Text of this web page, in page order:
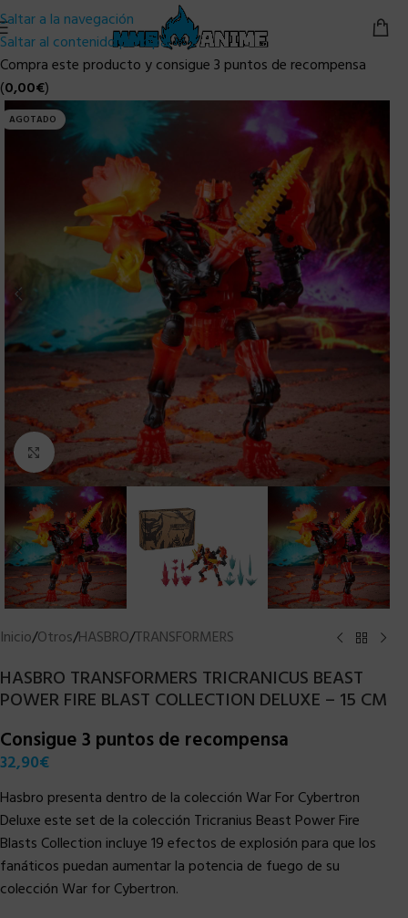
Saltar a la navegación
Saltar al contenido principal
Compra este producto y consigue 3 puntos de recompensa
(0,00€)
AGOTADO
Clic para ampliar
Inicio/Otros/HASBRO/TRANSFORMERS
HASBRO TRANSFORMERS TRICRANICUS BEAST
POWER FIRE BLAST COLLECTION DELUXE – 15 CM
Consigue 3 puntos de recompensa
32,90€
Hasbro presenta dentro de la colección War For Cybertron
Deluxe este set de la colección Tricranius Beast Power Fire
Blasts Collection incluye 19 efectos de explosión para que los
fanáticos puedan aumentar la potencia de fuego de su
colección War for Cybertron.